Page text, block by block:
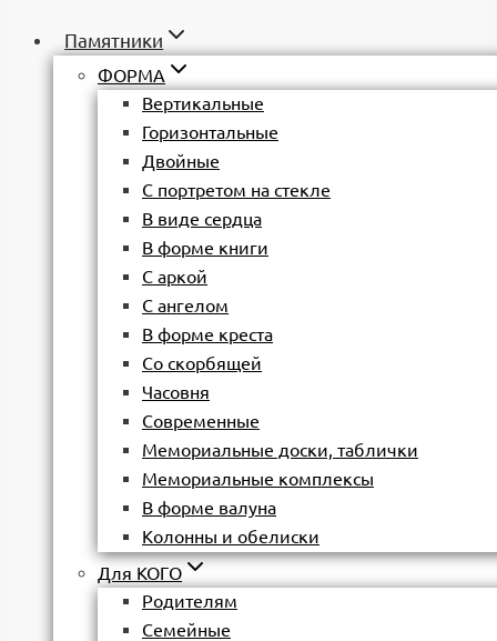
Памятники
ФОРМА
Вертикальные
Горизонтальные
Двойные
С портретом на стекле
В виде сердца
В форме книги
С аркой
С ангелом
В форме креста
Со скорбящей
Часовня
Современные
Мемориальные доски, таблички
Мемориальные комплексы
В форме валуна
Колонны и обелиски
Для КОГО
Родителям
Семейные